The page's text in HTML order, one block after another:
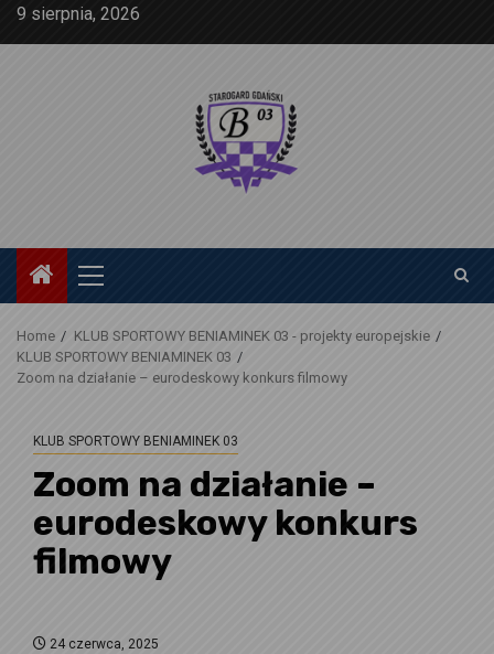
Skip9 sierpnia, 2026
Primary
Menu
Home
KLUB SPORTOWY BENIAMINEK 03 - projekty europejskie
KLUB SPORTOWY BENIAMINEK 03
Zoom na działanie – eurodeskowy konkurs filmowy
KLUB SPORTOWY BENIAMINEK 03
Zoom na działanie –
eurodeskowy konkurs
filmowy
24 czerwca, 2025